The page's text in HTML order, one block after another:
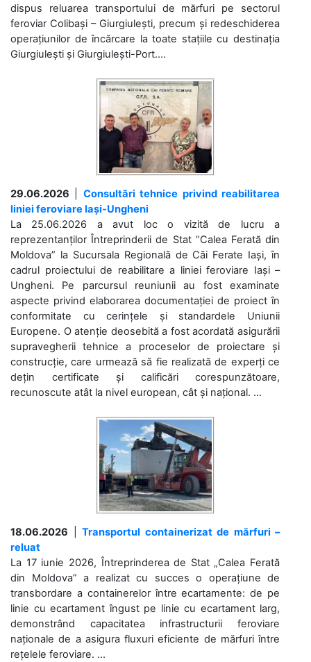
dispus reluarea transportului de mărfuri pe sectorul
feroviar Colibași – Giurgiulești, precum și redeschiderea
operațiunilor de încărcare la toate stațiile cu destinația
Giurgiulești și Giurgiulești-Port....
29.06.2026
Consultări tehnice privind reabilitarea
liniei feroviare Iași-Ungheni
La 25.06.2026 a avut loc o vizită de lucru a
reprezentanților Întreprinderii de Stat ”Calea Ferată din
Moldova” la Sucursala Regională de Căi Ferate Iași, în
cadrul proiectului de reabilitare a liniei feroviare Iași –
Ungheni. Pe parcursul reuniunii au fost examinate
aspecte privind elaborarea documentației de proiect în
conformitate cu cerințele și standardele Uniunii
Europene. O atenție deosebită a fost acordată asigurării
supravegherii tehnice a proceselor de proiectare și
construcție, care urmează să fie realizată de experți ce
dețin certificate și calificări corespunzătoare,
recunoscute atât la nivel european, cât și național. ...
18.06.2026
Transportul containerizat de mărfuri –
reluat
La 17 iunie 2026, Întreprinderea de Stat „Calea Ferată
din Moldova” a realizat cu succes o operațiune de
transbordare a containerelor între ecartamente: de pe
linie cu ecartament îngust pe linie cu ecartament larg,
demonstrând capacitatea infrastructurii feroviare
naționale de a asigura fluxuri eficiente de mărfuri între
rețelele feroviare. ...